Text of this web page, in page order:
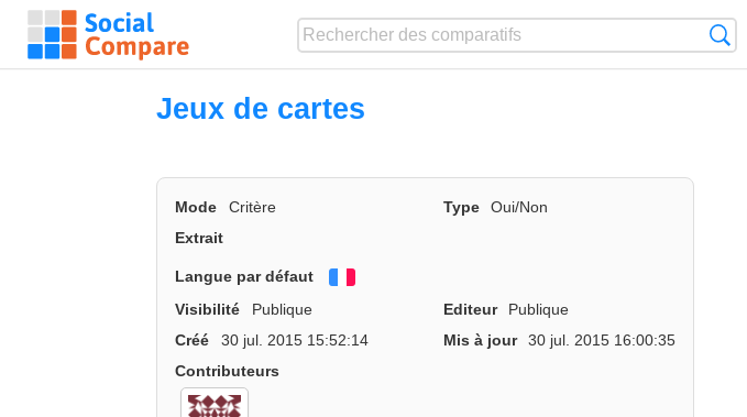
Jeux de cartes
Mode Critère Type
Oui/Non
Extrait
Langue par défaut
Visibilité
Publique Editeur
Publique
Créé
30 jul. 2015 15:52:14 Mis à jour
30 jul. 2015 16:00:35
Contributeurs